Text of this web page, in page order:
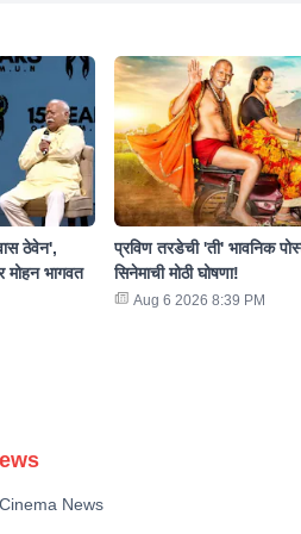
ठेवेन',
मोहन भागवत
प्रविण तरडेची 'ती' भावनिक
सिनेमाची मोठी घोषणा!
Aug 6 2026 8:39 PM
News